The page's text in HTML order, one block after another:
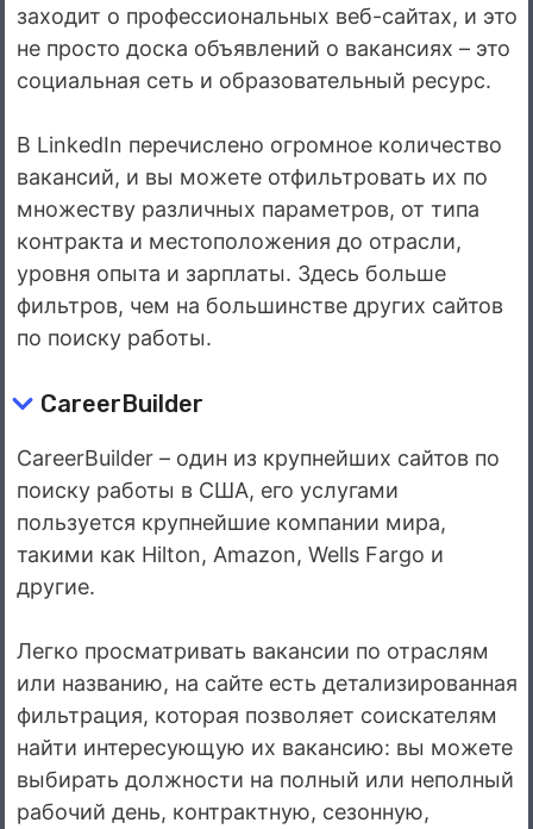
заходит о профессиональных веб-сайтах, и это
не просто доска объявлений о вакансиях – это
социальная сеть и образовательный ресурс.
В LinkedIn перечислено огромное количество
вакансий, и вы можете отфильтровать их по
множеству различных параметров, от типа
контракта и местоположения до отрасли,
уровня опыта и зарплаты. Здесь больше
фильтров, чем на большинстве других сайтов
по поиску работы.
CareerBuilder
CareerBuilder – один из крупнейших сайтов по
поиску работы в США, его услугами
пользуется крупнейшие компании мира,
такими как Hilton, Amazon, Wells Fargo и
другие.
Легко просматривать вакансии по отраслям
или названию, на сайте есть детализированная
фильтрация, которая позволяет соискателям
найти интересующую их вакансию: вы можете
выбирать должности на полный или неполный
рабочий день, контрактную, сезонную,